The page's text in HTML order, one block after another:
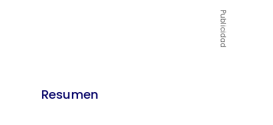
Publicidad
Resumen